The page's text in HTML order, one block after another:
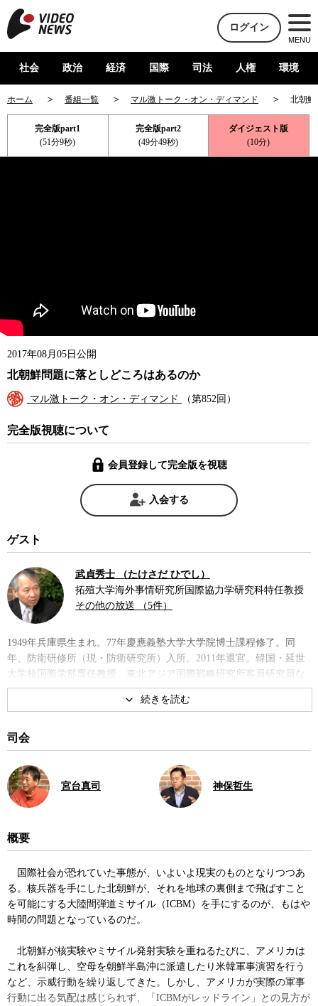
ログイン
MENU
社会 政治 経済 国際 司法 人権 環境
ホーム 番組一覧 マル激トーク・オン・ディマンド 北朝鮮
完全版part1
(51分9秒)
完全版part2
(49分49秒)
ダイジェスト版
(10分)
2017年08月05日公開
北朝鮮問題に落としどころはあるのか
マル激トーク・オン・ディマンド （第852回）
完全版視聴について
会員登録して完全版を視聴
入会する
ゲスト
武貞秀士 （たけさだ ひでし）
拓殖大学海外事情研究所国際協力学研究科特任教授
その他の放送 （5件）
1949年兵庫県生まれ。77年慶應義塾大学大学院博士課程修了。同
年、防衛研修所（現・防衛研究所）入所。2011年退官。韓国・延世
大学校国際学部専任教授、東北アジア国際戦略研究所客員研究員な
どを経て、15年より現職。専門は朝鮮半島情勢、国際関係論。著書
東アジア動乱 地政学が明かす日本の役割
著書
東アジア動乱 地政学が明かす日
本の役割
なぜ韓国外交は日本に敗れたの
か 激変する東アジアの国家勢力
司会
宮台真司 神保哲生
概要
国際社会が恐れていた事態が、いよいよ現実のものとなりつつあ
る。核兵器を手にした北朝鮮が、それを地球の裏側まで飛ばすこと
を可能にする大陸間弾道ミサイル（ICBM）を手にするのが、もはや
時間の問題となっているのだ。
北朝鮮が核実験やミサイル発射実験を重ねるたびに、アメリカは
これを糾弾し、空母を朝鮮半島沖に派遣したり米韓軍事演習を行う
など、示威行動を繰り返してきた。しかし、アメリカが実際の軍事
行動に出る気配は感じられず、「ICBMがレッドライン」との見方が